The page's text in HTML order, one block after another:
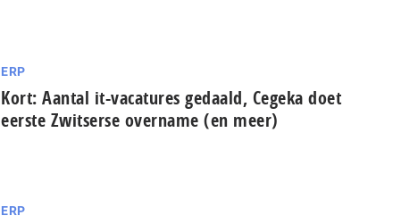
ERP
Kort: Aantal it-vacatures gedaald, Cegeka doet
eerste Zwitserse overname (en meer)
ERP